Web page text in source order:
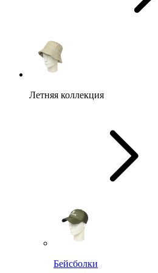
Летняя коллекция
Бейсболки